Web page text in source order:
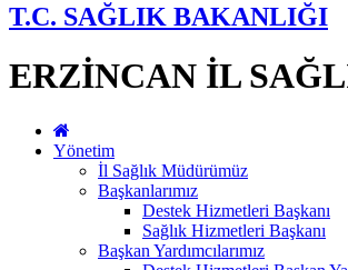
T.C. SAĞLIK BAKANLIĞI
ERZİNCAN İL
Yönetim
İl Sağlık Müdürümüz
Başkanlarımız
Destek Hizmetleri Başkanı
Sağlık Hizmetleri Başkanı
Başkan Yardımcılarımız